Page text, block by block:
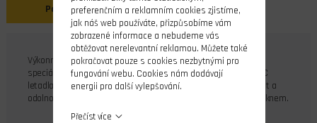
Popis
Výkonné vrtule pro R/C modely letadel - řada GF. Řada GF je
speciálně navržena pro sportovní létání a vysoce výkonné R/C
letadla s elektro nebo benzínovým motorem. Pro max.pevnost a
odolnost jsou vyrobeny z kompozitu vyztuženého skelným vláknem.
preferenčním a reklamním cookies zjistíme,
jak náš web používáte, přizpůsobíme vám
zobrazené informace a nebudeme vás
obtěžovat nerelevantní reklamou. Můžete také
pokračovat pouze s cookies nezbytnými pro
fungování webu. Cookies nám dodávají
energii pro další vylepšování.
Přečíst více